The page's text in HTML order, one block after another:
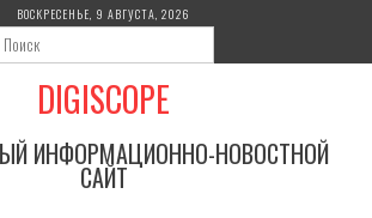
ВОСКРЕСЕНЬЕ, 9 АВГУСТА, 2026
DIGISCOPE
ИНФОРМАЦИОННО-НОВОСТНОЙ
САЙТ